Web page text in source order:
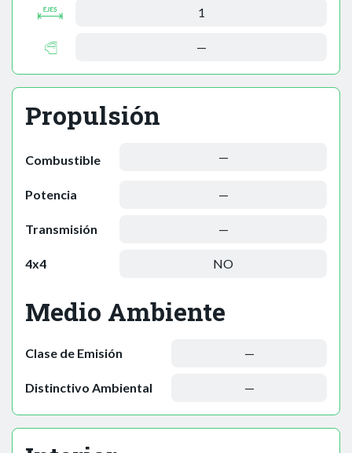
1
—
Propulsión
Combustible —
Potencia —
Transmisión —
4x4 NO
Medio Ambiente
Clase de Emisión —
Distinctivo Ambiental —